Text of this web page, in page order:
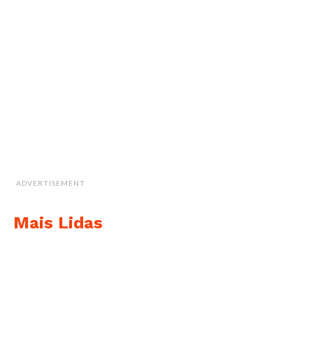
ADVERTISEMENT
Mais Lidas